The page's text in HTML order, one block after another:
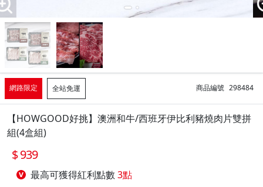
網路限定 全站免運 商品編號 298484
【HOWGOOD好挑】澳洲和牛/西班牙伊比利豬燒肉片雙拼
組(4盒組)
939
最高可獲得紅利點數 3點